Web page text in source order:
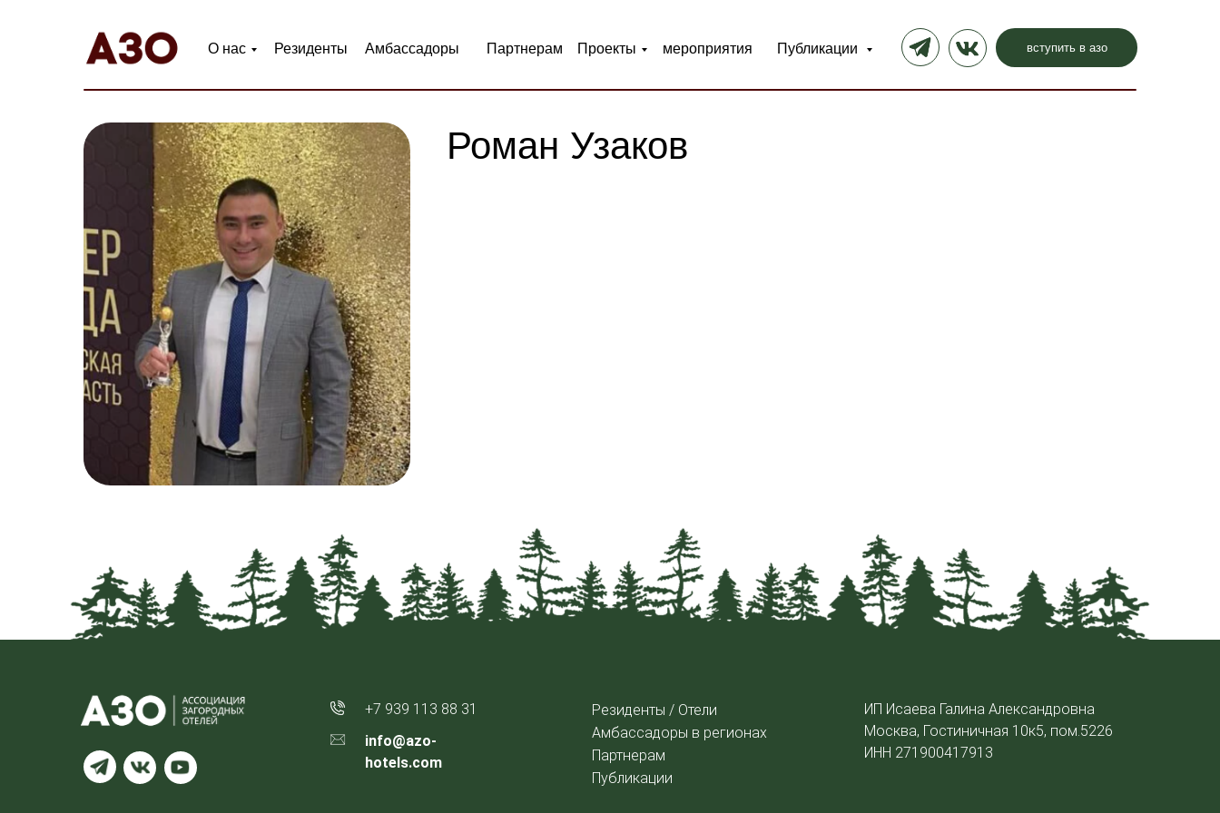
вступить в азо
О нас Резиденты Амбассадоры Партнерам Проекты мероприятия Публикации
Роман Узаков
+7 939 113 88 31
info@azo-
hotels.com
Резиденты / Отели
Амбассадоры в регионах
Партнерам
Публикации
ИП Исаева Галина Александровна
Москва, Гостиничная 10к5, пом.5226
ИНН 271900417913